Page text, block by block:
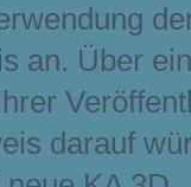
an. Über ein
darauf